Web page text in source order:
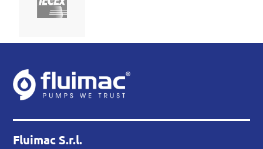
Fluimac S.r.l.